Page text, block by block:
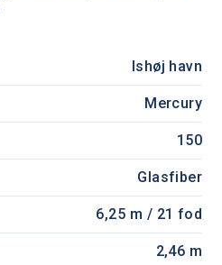
Ishøj havn
Mercury
150
Glasfiber
6,25 m / 21 fod
2,46 m